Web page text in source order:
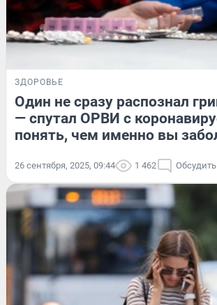
ЗДОРОВЬЕ
Один не сразу распознал
— спутал ОРВИ с
понять, чем именно вы
26 сентября, 2025, 09:44 1 462 Обсудить